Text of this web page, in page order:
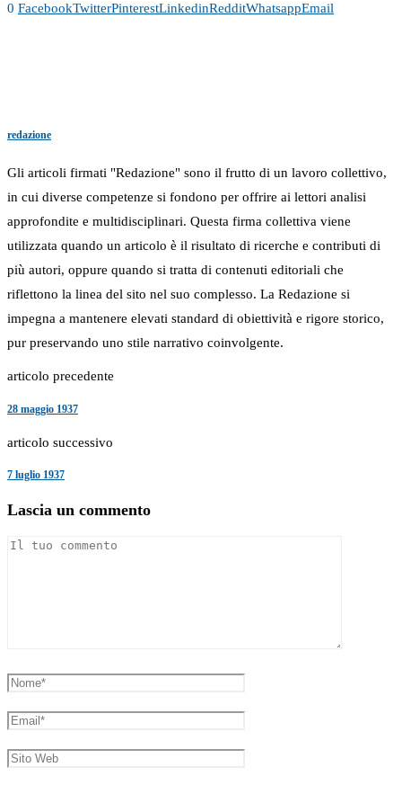
0 FacebookTwitterPinterestLinkedinRedditWhatsappEmail
redazione
Gli articoli firmati "Redazione" sono il frutto di un lavoro collettivo,
in cui diverse competenze si fondono per offrire ai lettori analisi
approfondite e multidisciplinari. Questa firma collettiva viene
utilizzata quando un articolo è il risultato di ricerche e contributi di
più autori, oppure quando si tratta di contenuti editoriali che
riflettono la linea del sito nel suo complesso. La Redazione si
impegna a mantenere elevati standard di obiettività e rigore storico,
pur preservando uno stile narrativo coinvolgente.
articolo precedente
28 maggio 1937
articolo successivo
7 luglio 1937
Lascia un commento